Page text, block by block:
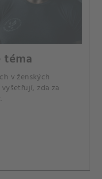
téma
v ženských
zda za